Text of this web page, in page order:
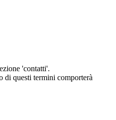
'contatti'.
di questi termini comporterà